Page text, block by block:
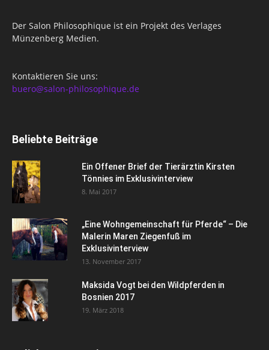
Der Salon Philosophique ist ein Projekt des Verlages
Münzenberg Medien.
Kontaktieren Sie uns:
buero@salon-philosophique.de
Beliebte Beiträge
Ein Offener Brief der Tierärztin Kirsten
Tönnies im Exklusivinterview
8. Mai 2017
„Eine Wohngemeinschaft für Pferde“ – Die
Malerin Maren Ziegenfuß im
Exklusivinterview
13. November 2017
Maksida Vogt bei den Wildpferden in
Bosnien 2017
19. März 2018